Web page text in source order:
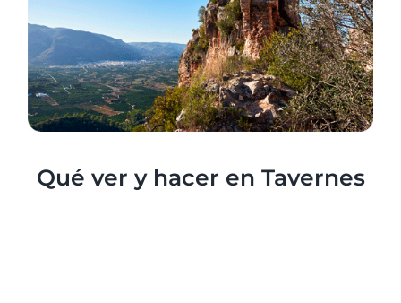
Qué ver y hacer en Tavernes